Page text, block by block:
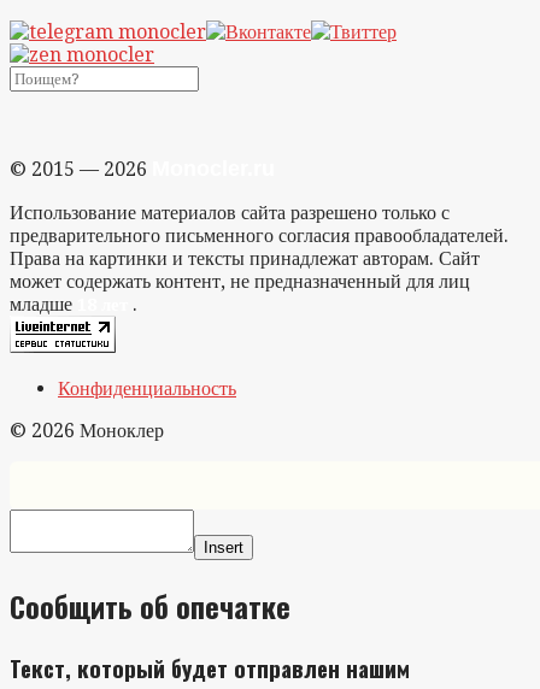
© 2015 — 2026
Использование материалов сайта разрешено только с
предварительного письменного согласия правообладателей.
Права на картинки и тексты принадлежат авторам. Сайт
может содержать контент, не предназначенный для лиц
младше
.
Конфиденциальность
© 2026 Моноклер
Insert
Сообщить об опечатке
Текст, который будет отправлен нашим